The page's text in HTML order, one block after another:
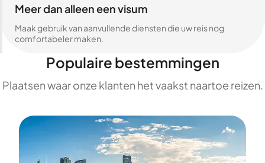
Meer dan alleen een visum
Maak gebruik van aanvullende diensten die uw reis nog
comfortabeler maken.
Populaire bestemmingen
Plaatsen waar onze klanten het vaakst naartoe reizen.